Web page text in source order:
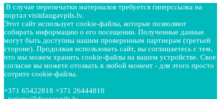
В случае перепечатки материалов требуется гиперссылка на
портал visitdaugavpils.lv.
Этот сайт использует cookie-файлы, которые позволяют
собирать информацию о его посещении. Полученные данные
могут быть доступны нашим проверенным партнерам (третьей
стороне). Продолжая использовать сайт, вы соглашаетесь с тем,
что мы можем хранить cookie-файлы на вашем устройстве. Свое
согласие вы можете отозвать в любой момент - для этого просто
сотрите cookie-файлы.
+371 65422818 +371 26444810